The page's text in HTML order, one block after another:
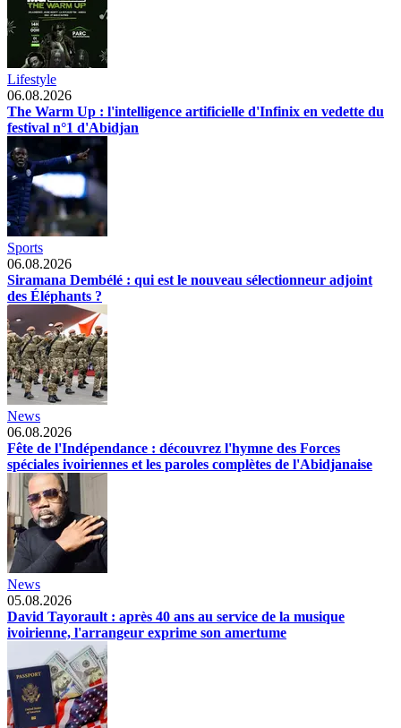
Lifestyle
06.08.2026
The Warm Up : l'intelligence artificielle d'Infinix en vedette du
festival n°1 d'Abidjan
Sports
06.08.2026
Siramana Dembélé : qui est le nouveau sélectionneur adjoint
des Éléphants ?
News
06.08.2026
Fête de l'Indépendance : découvrez l'hymne des Forces
spéciales ivoiriennes et les paroles complètes de l'Abidjanaise
News
05.08.2026
David Tayorault : après 40 ans au service de la musique
ivoirienne, l'arrangeur exprime son amertume